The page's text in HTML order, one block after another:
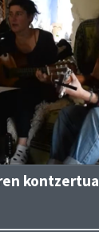
kontzertua